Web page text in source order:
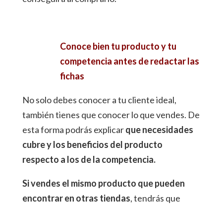
Conoce bien tu producto y tu
competencia antes de redactar las
fichas
No solo debes conocer a tu cliente ideal,
también tienes que conocer lo que vendes. De
esta forma podrás explicarque necesidades
cubre y los beneficios del producto
respecto a los de la competencia.
Si vendes el mismo producto que pueden
encontrar en otras tiendas, tendrás que